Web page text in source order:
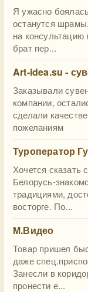
Я ужасно
останутся
на
брат пер...
Art-idea.su -
Заказывали
компании,
сделали
пожеланиям
Туроператор
Хочется сказать
Белорусь-
традициями,
восторге. По...
М.Видео
Товар пришел
даже
Занесли в
пронести е...